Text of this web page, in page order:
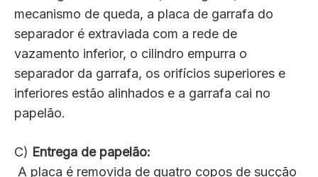
mecanismo de queda, a placa de garrafa do
separador é extraviada com a rede de
vazamento inferior, o cilindro empurra o
separador da garrafa, os orifícios superiores e
inferiores estão alinhados e a garrafa cai no
papelão.
C) Entrega de papelão:
A placa é removida de quatro copos de sucção